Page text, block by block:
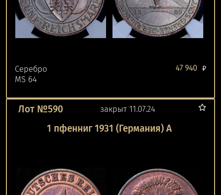
Серебро
MS 64
47 940 ₽
Лот №590 закрыт 11.07.24
1 пфенниг 1931 (Германия) А